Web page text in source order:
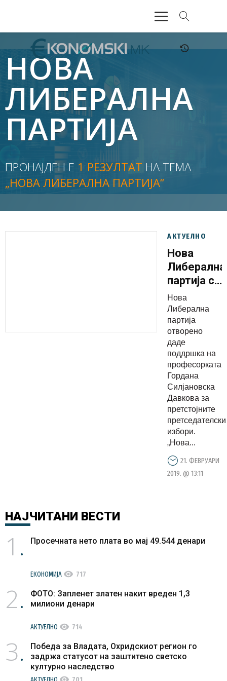
АКТУЕЛНО
ЕКОНОМИЈА
ФИНАНСИИ
БАНКАРСТВО
ЖИВОТ
МОЗАИК
НОВА
ЛИБЕРАЛНА
ПАРТИЈА
ПРОНАЈДЕН Е 1 РЕЗУЛТАТ НА ТЕМА
„НОВА ЛИБЕРАЛНА ПАРТИЈА“
АКТУЕЛНО
Нова
Либерална
партија со
поддршка
за
на
Гордана
Давкова
Нова
Либерална
партија
отворено
даде
поддршка на
професорката
Гордана
Силјановска
Давкова за
претстојните
претседателски
избори.
„Нова...
21. ФЕВРУАРИ
2019. @ 13:11
НАЈЧИТАНИ ВЕСТИ
1 Просечната нето плата во мај 49.544 денари
ЕКОНОМИЈА visibility 717
2
ФОТО: Запленет златен накит вреден 1,3
милиони денари
АКТУЕЛНО visibility 714
3
Победа за Владата, Охридскиот регион го
задржа статусот на заштитено светско
културно наследство